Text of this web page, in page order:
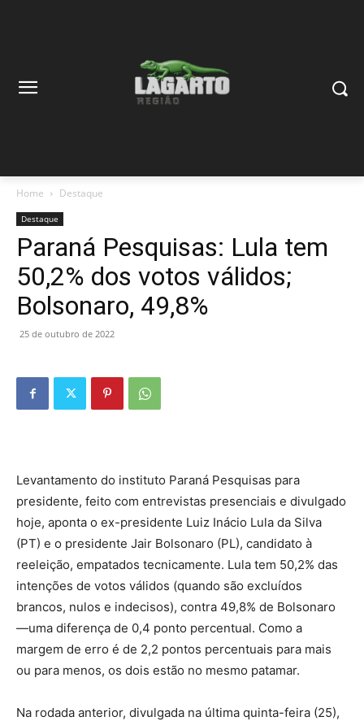
Home Destaque
Destaque
Paraná Pesquisas: Lula tem
50,2% dos votos válidos;
Bolsonaro, 49,8%
25 de outubro de 2022
Levantamento do instituto Paraná Pesquisas para
presidente, feito com entrevistas presenciais e divulgado
hoje, aponta o ex-presidente Luiz Inácio Lula da Silva
(PT) e o presidente Jair Bolsonaro (PL), candidato à
reeleição, empatados tecnicamente. Lula tem 50,2% das
intenções de votos válidos (quando são excluídos
brancos, nulos e indecisos), contra 49,8% de Bolsonaro
—uma diferença de 0,4 ponto percentual. Como a
margem de erro é de 2,2 pontos percentuais para mais
ou para menos, os dois estão no mesmo patamar.
Na rodada anterior, divulgada na última quinta-feira (25),